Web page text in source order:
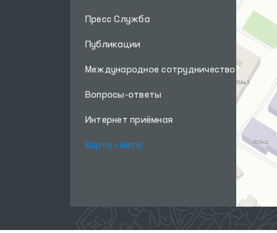
Пресс Служба
Публикации
Международное сотрудничество
Вопросы-ответы
Интернет приёмная
Карта сайта